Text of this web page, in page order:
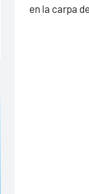
en la carpa